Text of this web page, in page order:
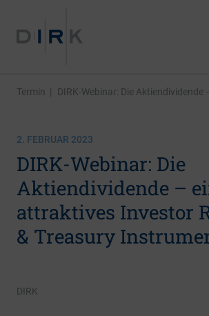
Termin | DIRK-Webinar: Die Aktiendividende –
2. FEBRUAR 2023
DIRK-Webinar: Die
Aktiendividende –
attraktives Investor
& Treasury
DIRK